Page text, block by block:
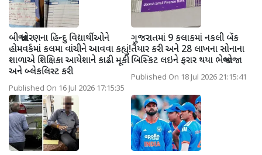
બીજા ધોરણના હિન્દુ વિદ્યાર્થીઓને
હોમવર્કમાં કલમા વાંચીને આવવા કહ્યું!
શાળાએ શિક્ષિકા આયેશાને કાઢી મૂકી
અને બ્લેકલિસ્ટ કરી
Published On 16 Jul 2026 17:15:35
ગુજરાતમાં 9 કલાકમાં નકલી બેંક
તૈયાર કરી અને 28 લાખના સોનાના
બિસ્કિટ લઇને ફરાર થયા ભેજાબાજો
Published On 18 Jul 2026 21:15:41